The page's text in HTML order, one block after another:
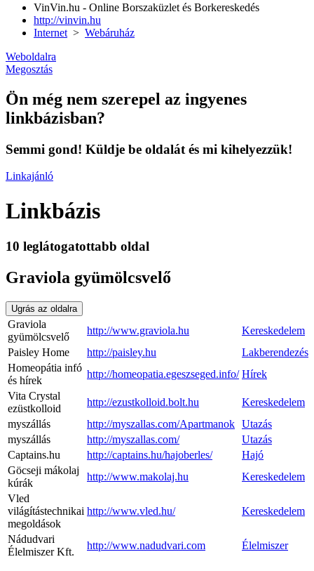
VinVin.hu - Online Borszaküzlet és Borkereskedés
http://vinvin.hu
Internet > Webáruház
Weboldalra
Megosztás
Ön még nem szerepel az ingyenes
linkbázisban?
Semmi gond! Küldje be oldalát és mi kihelyezzük!
Linkajánló
Linkbázis
10 leglátogatottabb oldal
Graviola gyümölcsvelő
Ugrás az oldalra
Graviola
gyümölcsvelő
http://www.graviola.hu
Kereskedelem
Paisley Home
http://paisley.hu
Lakberendezés
Homeopátia infó
és hírek
http://homeopatia.egeszseged.info/ Hírek
Vita Crystal
ezüstkolloid
http://ezustkolloid.bolt.hu
Kereskedelem
myszállás
http://myszallas.com/Apartmanok Utazás
myszállás
http://myszallas.com/
Utazás
Captains.hu
http://captains.hu/hajoberles/
Hajó
Göcseji mákolaj
kúrák
http://www.makolaj.hu
Kereskedelem
Vled
világítástechnikai
megoldások
http://www.vled.hu/ Kereskedelem
Nádudvari
Élelmiszer Kft.
http://www.nadudvari.com Élelmiszer